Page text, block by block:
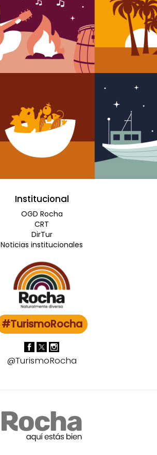
Institucional
OGD Rocha
CRT
DirTur
Noticias institucionales
#TurismoRocha
@TurismoRocha